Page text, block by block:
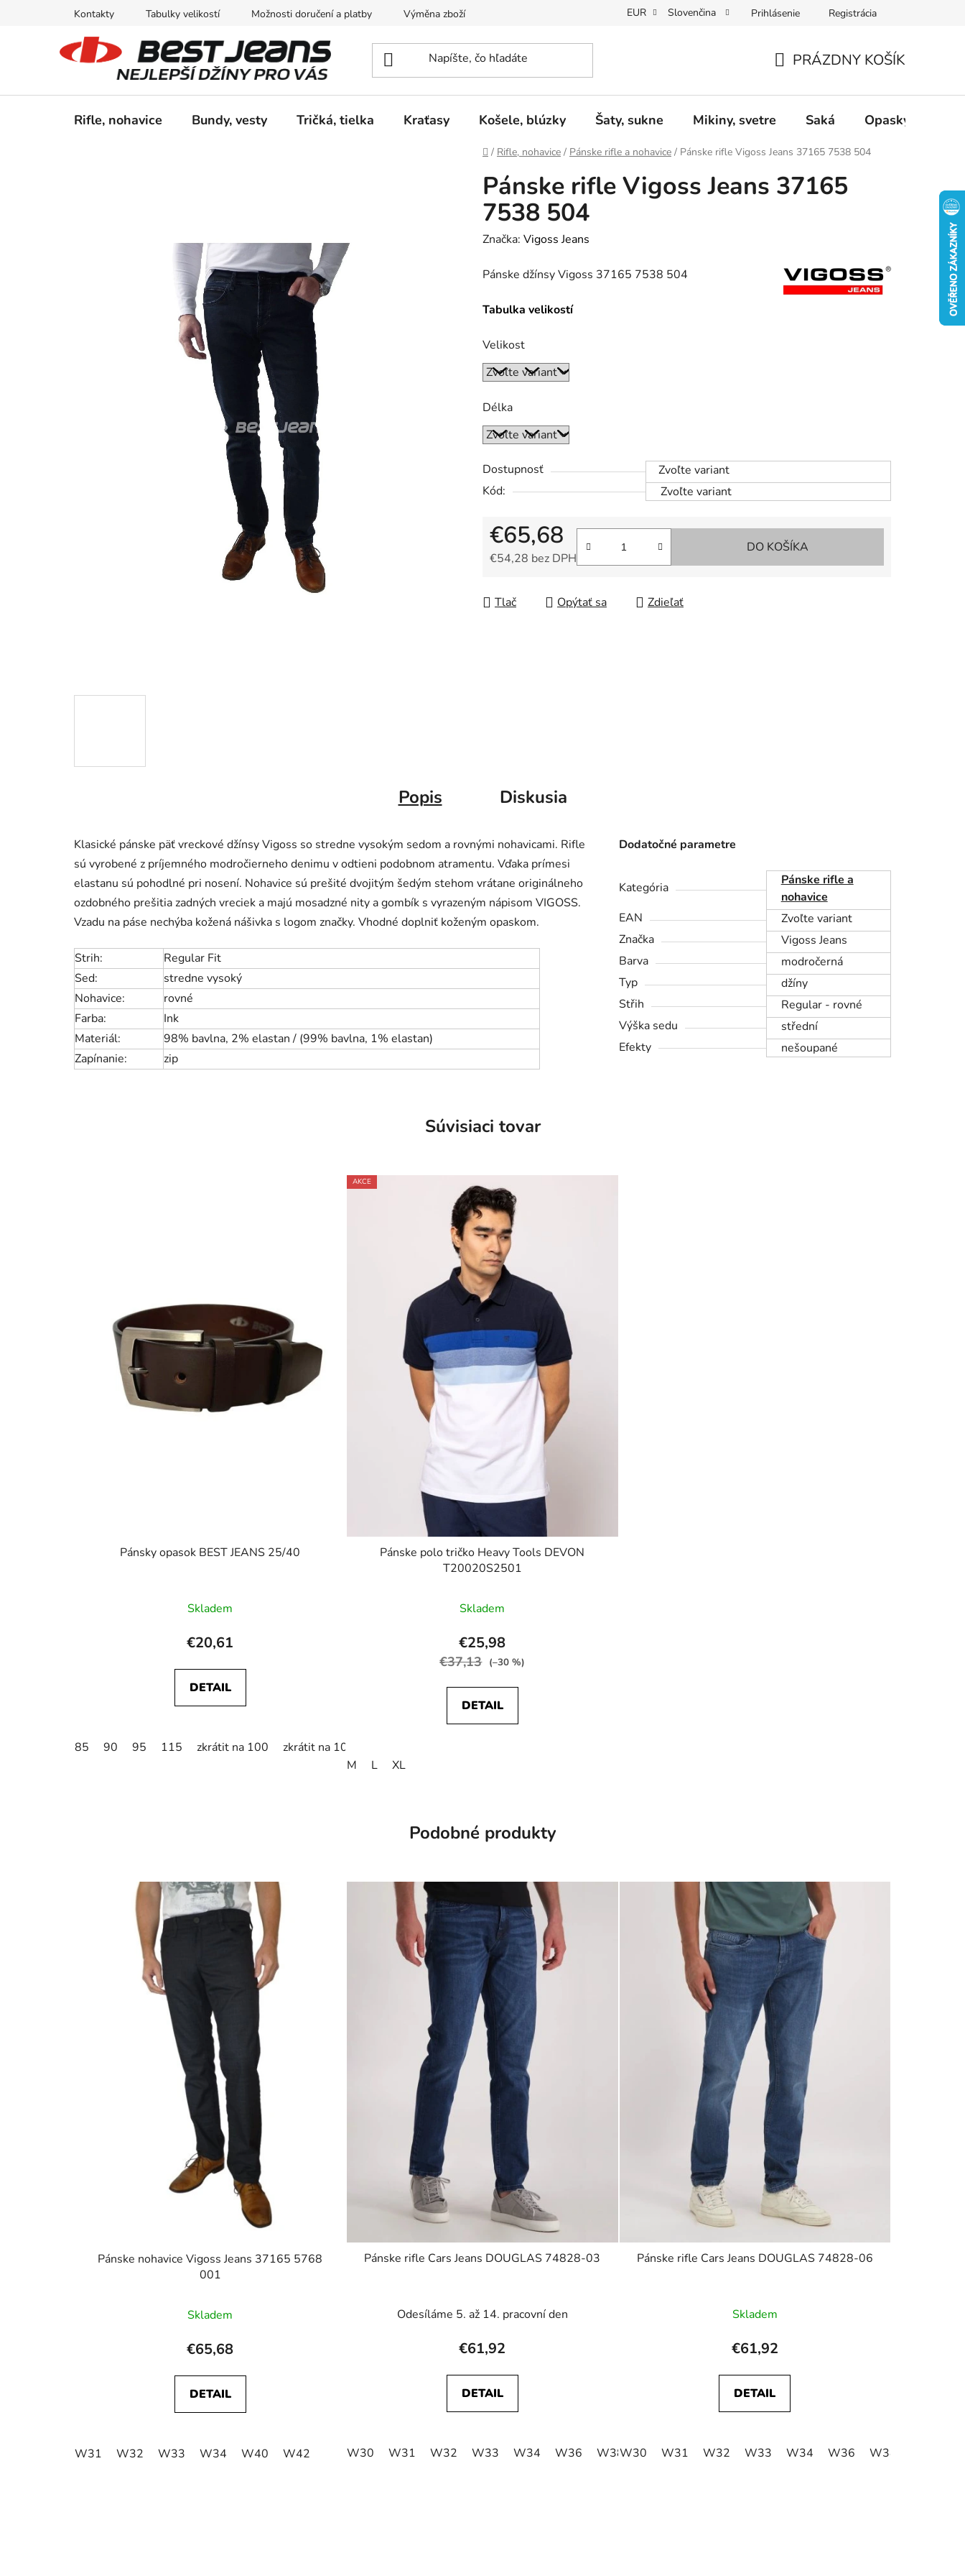
Kontakty Tabulky velikostí Možnosti doručení a platby Výměna zboží Reklamace Dárkové poukazy Dostupnost Obchodní podmínky
EUR Slovenčina Prihlásenie Registrácia
KOŠÍK
PRÁZDNY KOŠÍK
Rifle, nohavice Bundy, vesty Tričká, tielka Kraťasy Košele, blúzky Šaty, sukne Mikiny, svetre Saká Opasky
Domov
/ Rifle, nohavice / Pánske rifle a nohavice / Pánske rifle Vigoss Jeans 37165 7538 504
Pánske rifle Vigoss Jeans 37165
7538 504
Značka: Vigoss Jeans
Pánske džínsy Vigoss 37165 7538 504
Tabulka velikostí
Velikost
Délka
Dostupnosť
Zvoľte variant
Kód:
Zvoľte variant
€65,68
€54,28 bez DPH
DO KOŠÍKA
Tlač Opýtať sa Zdieľať
Popis Diskusia
Klasické pánske päť vreckové džínsy Vigoss so stredne vysokým sedom a rovnými nohavicami. Rifle
sú vyrobené z príjemného modročierneho denimu v odtieni podobnom atramentu. Vďaka prímesi
elastanu sú pohodlné pri nosení. Nohavice sú prešité dvojitým šedým stehom vrátane originálneho
ozdobného prešitia zadných vreciek a majú mosadzné nity a gombík s vyrazeným nápisom VIGOSS.
Vzadu na páse nechýba kožená nášivka s logom značky. Vhodné doplniť koženým opaskom.
Strih:
Regular Fit
Sed:
stredne vysoký
Nohavice:
rovné
Farba:
Ink
Materiál:
98% bavlna, 2% elastan / (99% bavlna, 1% elastan)
Zapínanie:
zip
Dodatočné parametre
Kategória
Pánske rifle a
nohavice
EAN
Zvoľte variant
Značka
Vigoss Jeans
Barva
modročerná
Typ
džíny
Střih
Regular - rovné
Výška sedu
střední
Efekty
nešoupané
Súvisiaci tovar
Pánsky opasok BEST JEANS 25/40
Skladem
€20,61
DETAIL
85 90 95 115 zkrátit na 100 zkrátit na 105
AKCE
Pánske polo tričko Heavy Tools DEVON
T20020S2501
Skladem
€25,98
€37,13 (–30 %)
DETAIL
M L XL
Podobné produkty
Pánske nohavice Vigoss Jeans 37165 5768
001
Skladem
€65,68
DETAIL
W31 W32 W33 W34 W40 W42
Pánske rifle Cars Jeans DOUGLAS 74828-03
Odesíláme 5. až 14. pracovní den
€61,92
DETAIL
W30 W31 W32 W33 W34 W36 W38 W40 W42
Pánske rifle Cars Jeans DOUGLAS 74828-06
Skladem
€61,92
DETAIL
W30 W31 W32 W33 W34 W36 W38